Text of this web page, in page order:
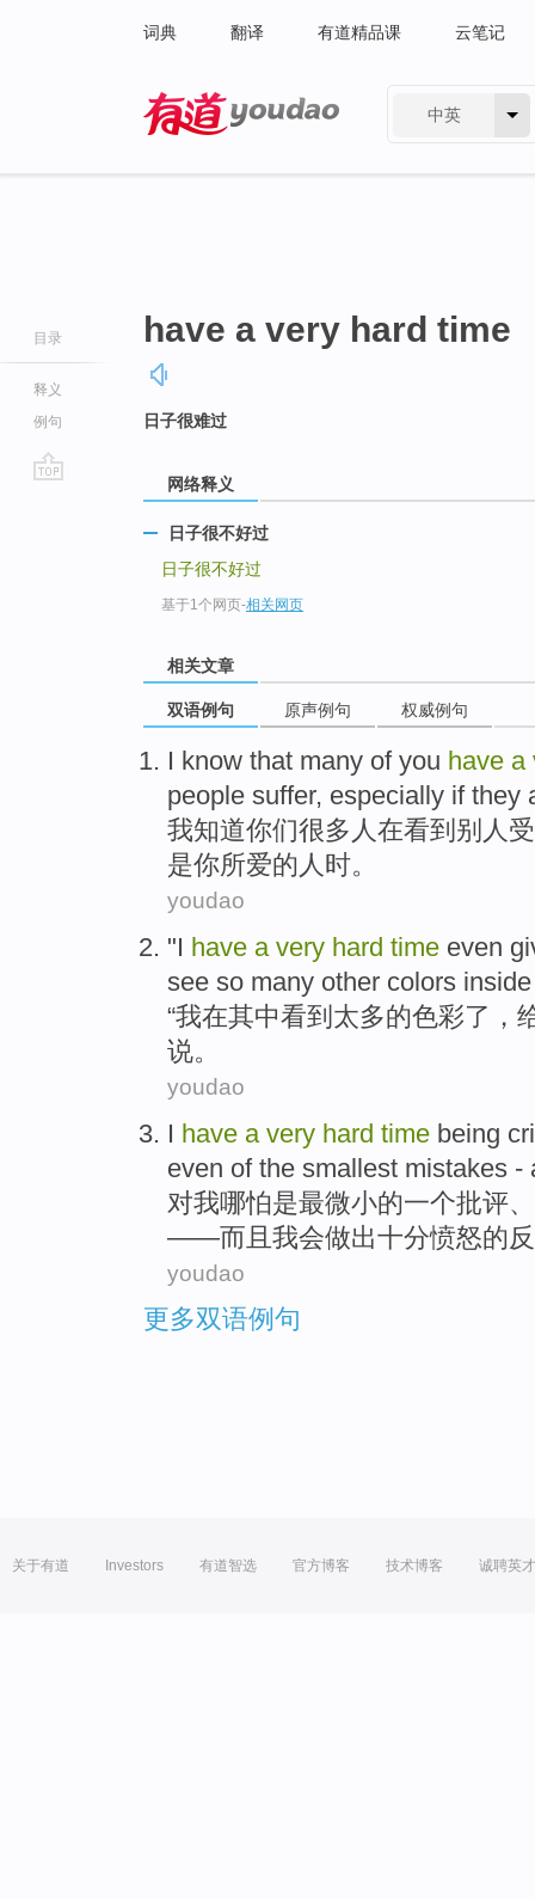
词典 翻译 有道精品课 云笔记
中英
目录
释义
例句
have a very hard time
日子很难过
网络释义
日子很不好过
日子很不好过
基于1个网页-相关网页
相关文章
双语例句 原声例句 权威例句
I know that many of you have a
people suffer, especially if they
我知道你们很多 人在看到 别人
是你所爱的人时。
youdao
"I have a very hard time even
see so many other colors inside
“我在其中看到 太多的色彩了，
说。
youdao
I have a very hard time being
even of the smallest mistakes -
对我哪怕是最微小的一个批评、
——而且 我会做出十分愤怒的
youdao
更多双语例句
关于有道 Investors 有道智选 官方博客 技术博客 诚聘英才